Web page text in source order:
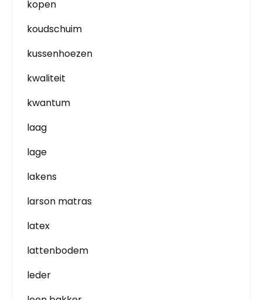
kopen
koudschuim
kussenhoezen
kwaliteit
kwantum
laag
lage
lakens
larson matras
latex
lattenbodem
leder